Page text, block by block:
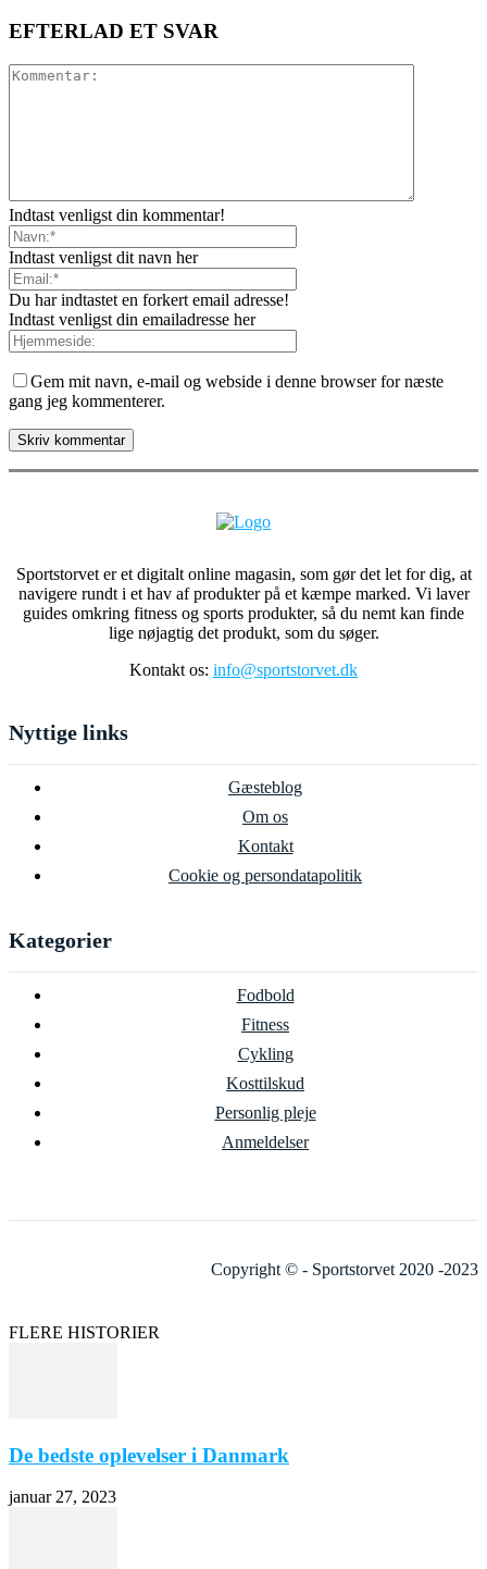
EFTERLAD ET SVAR
Indtast venligst din kommentar!
Indtast venligst dit navn her
Du har indtastet en forkert email adresse!
Indtast venligst din emailadresse her
Gem mit navn, e-mail og webside i denne browser for næste
gang jeg kommenterer.
Sportstorvet er et digitalt online magasin, som gør det let for dig, at
navigere rundt i et hav af produkter på et kæmpe marked. Vi laver
guides omkring fitness og sports produkter, så du nemt kan finde
lige nøjagtig det produkt, som du søger.
Kontakt os: info@sportstorvet.dk
Nyttige links
Gæsteblog
Om os
Kontakt
Cookie og persondatapolitik
Kategorier
Fodbold
Fitness
Cykling
Kosttilskud
Personlig pleje
Anmeldelser
Copyright © - Sportstorvet 2020 -2023
FLERE HISTORIER
De bedste oplevelser i Danmark
januar 27, 2023